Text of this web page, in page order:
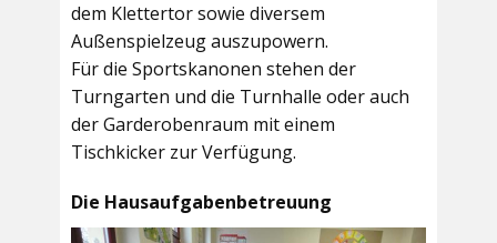
dem Klettertor sowie diversem
Außenspielzeug auszupowern.
Für die Sportskanonen stehen der
Turngarten und die Turnhalle oder auch
derGarderobenraum mit einem
Tischkicker zur Verfügung.
Die Hausaufgabenbetreuung